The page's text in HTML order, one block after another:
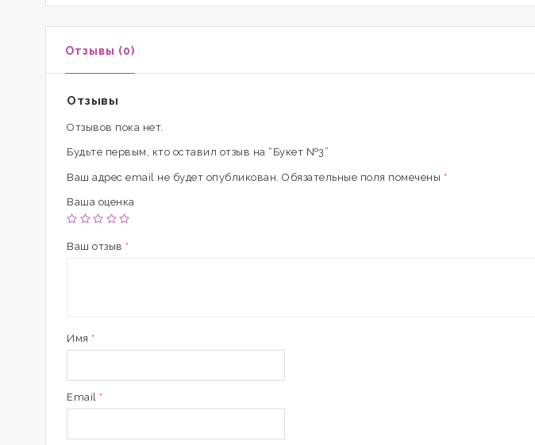
Отзывы (0)
Отзывы
Отзывов пока нет.
Будьте первым, кто оставил отзыв на “Букет №3”
Ваш адрес email не будет опубликован. Обязательные поля помечены *
Ваша оценка
Ваш отзыв *
Имя *
Email *